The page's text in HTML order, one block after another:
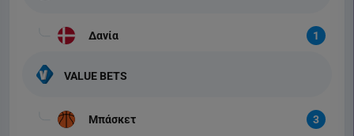
Δανία 1
VALUE BETS
Μπάσκετ 3